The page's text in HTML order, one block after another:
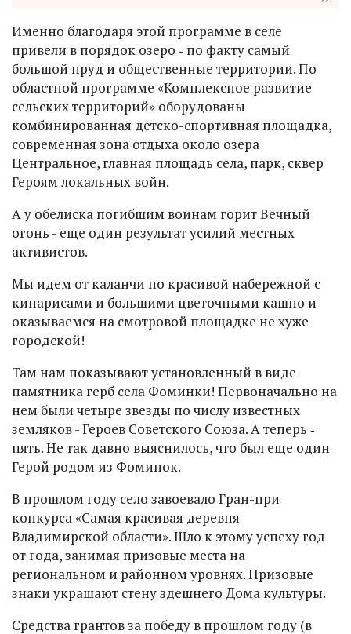
Именно благодаря этой программе в селе
привели в порядок озеро ‑ по факту самый
большой пруд и общественные территории. По
областной программе «Комплексное развитие
сельских территорий» оборудованы
комбинированная детско-спортивная площадка,
современная зона отдыха около озера
Центральное, главная площадь села, парк, сквер
Героям локальных войн.
А у обелиска погибшим воинам горит Вечный
огонь - еще один результат усилий местных
активистов.
Мы идем от каланчи по красивой набережной с
кипарисами и большими цветочными кашпо и
оказываемся на смотровой площадке не хуже
городской!
Там нам показывают установленный в виде
памятника герб села Фоминки! Первоначально на
нем были четыре звезды по числу известных
земляков - Героев Советского Союза. А теперь ‑
пять. Не так давно выяснилось, что был еще один
Герой родом из Фоминок.
В прошлом году село завоевало Гран-при
конкурса «Самая красивая деревня
Владимирской области». Шло к этому успеху год
от года, занимая призовые места на
региональном и районном уровнях. Призовые
знаки украшают стену здешнего Дома культуры.
Средства грантов за победу в прошлом году (в